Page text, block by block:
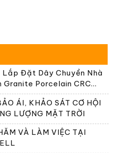
Đặt Dây Chuyền Nhà
Granite Porcelain CRC
ÁI, KHẢO SÁT CƠ HỘI
LƯỢNG MẶT TRỜI
VÀ LÀM VIỆC TẠI